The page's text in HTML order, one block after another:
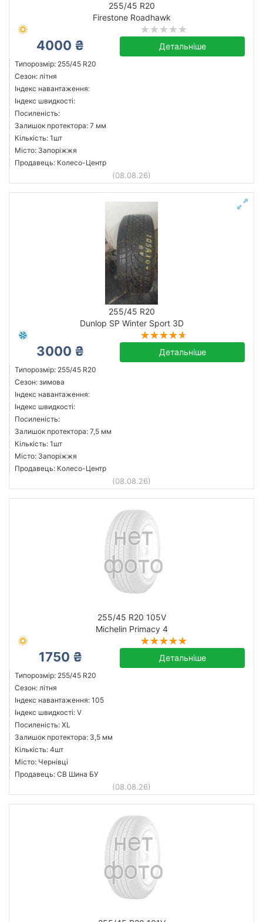
255/45 R20
Firestone Roadhawk
4000 ₴ Детальніше
Типорозмір: 255/45 R20
Сезон: літня
Індекс навантаження:
Індекс швидкості:
Посиленість:
Залишок протектора: 7 мм
Кількість: 1шт
Місто: Запоріжжя
Продавець: Колесо-Центр
(08.08.26)
255/45 R20
Dunlop SP Winter Sport 3D
3000 ₴ Детальніше
Типорозмір: 255/45 R20
Сезон: зимова
Індекс навантаження:
Індекс швидкості:
Посиленість:
Залишок протектора: 7,5 мм
Кількість: 1шт
Місто: Запоріжжя
Продавець: Колесо-Центр
(08.08.26)
255/45 R20 105V
Michelin Primacy 4
1750 ₴ Детальніше
Типорозмір: 255/45 R20
Сезон: літня
Індекс навантаження: 105
Індекс швидкості: V
Посиленість: XL
Залишок протектора: 3,5 мм
Кількість: 4шт
Місто: Чернівці
Продавець: СВ Шина БУ
(08.08.26)